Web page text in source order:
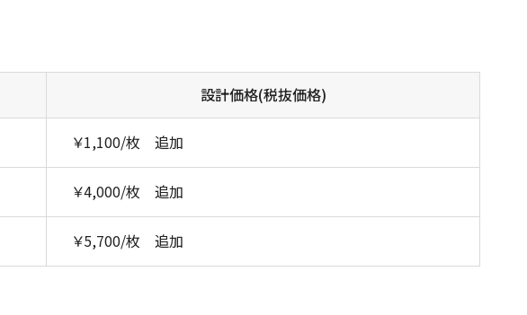
設計価格(税抜価格)
￥1,100/枚 追加
￥4,000/枚 追加
￥5,700/枚 追加